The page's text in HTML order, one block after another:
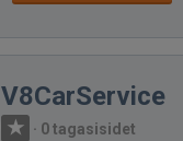
V8CarService
· 0 tagasisidet